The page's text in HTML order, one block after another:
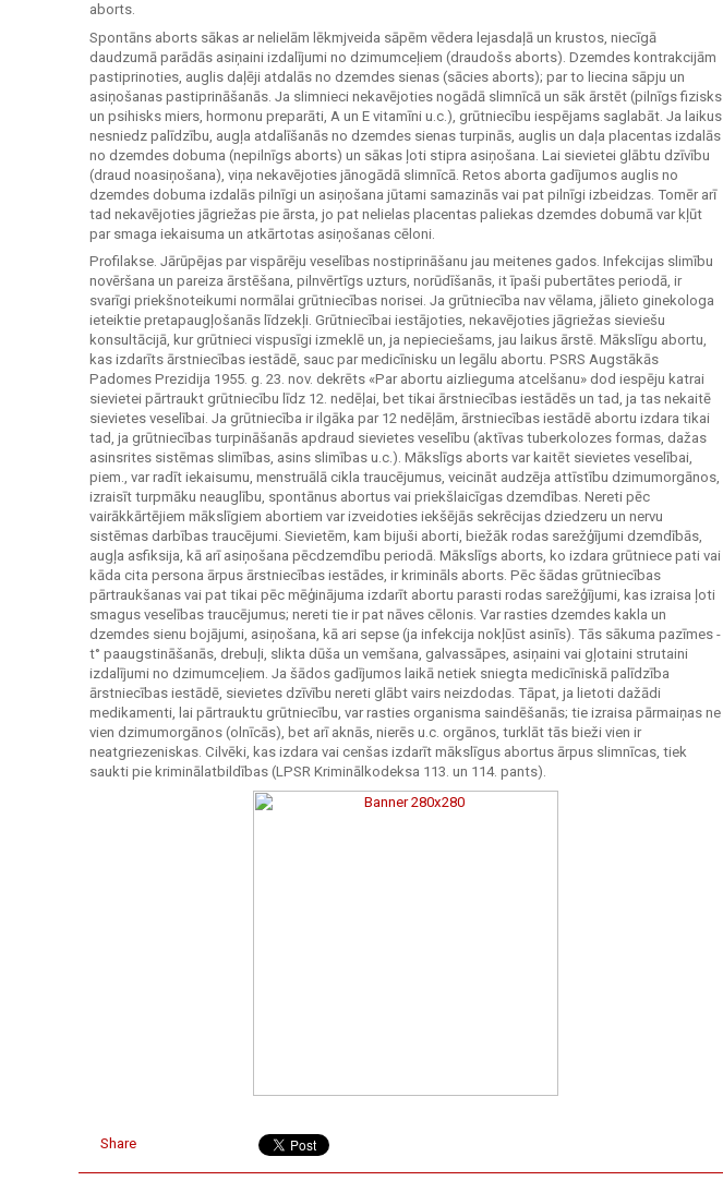
aborts.
Spontāns aborts sākas ar nelielām lēkmjveida sāpēm vēdera lejasdaļā un krustos, niecīgā
daudzumā parādās asiņaini izdalījumi no dzimumceļiem (draudošs aborts). Dzemdes kontrakcijām
pastiprinoties, auglis daļēji atdalās no dzemdes sienas (sācies aborts); par to liecina sāpju un
asiņošanas pastiprināšanās. Ja slimnieci nekavējoties nogādā slimnīcā un sāk ārstēt (pilnīgs fizisks
un psihisks miers, hormonu preparāti, A un E vitamīni u.c.), grūtniecību iespējams saglabāt. Ja laikus
nesniedz palīdzību, augļa atdalīšanās no dzemdes sienas turpinās, auglis un daļa placentas izdalās
no dzemdes dobuma (nepilnīgs aborts) un sākas ļoti stipra asiņošana. Lai sievietei glābtu dzīvību
(draud noasiņošana), viņa nekavējoties jānogādā slimnīcā. Retos aborta gadījumos auglis no
dzemdes dobuma izdalās pilnīgi un asiņošana jūtami samazinās vai pat pilnīgi izbeidzas. Tomēr arī
tad nekavējoties jāgriežas pie ārsta, jo pat nelielas placentas paliekas dzemdes dobumā var kļūt
par smaga iekaisuma un atkārtotas asiņošanas cēloni.
Profilakse. Jārūpējas par vispārēju veselības nostiprināšanu jau meitenes gados. Infekcijas slimību
novēršana un pareiza ārstēšana, pilnvērtīgs uzturs, norūdīšanās, it īpaši pubertātes periodā, ir
svarīgi priekšnoteikumi normālai grūtniecības norisei. Ja grūtniecība nav vēlama, jālieto ginekologa
ieteiktie pretapaugļošanās līdzekļi. Grūtniecībai iestājoties, nekavējoties jāgriežas sieviešu
konsultācijā, kur grūtnieci vispusīgi izmeklē un, ja nepieciešams, jau laikus ārstē. Mākslīgu abortu,
kas izdarīts ārstniecības iestādē, sauc par medicīnisku un legālu abortu. PSRS Augstākās
Padomes Prezidija 1955. g. 23. nov. dekrēts «Par abortu aizlieguma atcelšanu» dod iespēju katrai
sievietei pārtraukt grūtniecību līdz 12. nedēļai, bet tikai ārstniecības iestādēs un tad, ja tas nekaitē
sievietes veselībai. Ja grūtniecība ir ilgāka par 12 nedēļām, ārstniecības iestādē abortu izdara tikai
tad, ja grūtniecības turpināšanās apdraud sievietes veselību (aktīvas tuberkolozes formas, dažas
asinsrites sistēmas slimības, asins slimības u.c.). Mākslīgs aborts var kaitēt sievietes veselībai,
piem., var radīt iekaisumu, menstruālā cikla traucējumus, veicināt audzēja attīstību dzimumorgānos,
izraisīt turpmāku neauglību, spontānus abortus vai priekšlaicīgas dzemdības. Nereti pēc
vairākkārtējiem mākslīgiem abortiem var izveidoties iekšējās sekrēcijas dziedzeru un nervu
sistēmas darbības traucējumi. Sievietēm, kam bijuši aborti, biežāk rodas sarežģījumi dzemdībās,
augļa asfiksija, kā arī asiņošana pēcdzemdību periodā. Mākslīgs aborts, ko izdara grūtniece pati vai
kāda cita persona ārpus ārstniecības iestādes, ir krimināls aborts. Pēc šādas grūtniecības
pārtraukšanas vai pat tikai pēc mēģinājuma izdarīt abortu parasti rodas sarežģījumi, kas izraisa ļoti
smagus veselības traucējumus; nereti tie ir pat nāves cēlonis. Var rasties dzemdes kakla un
dzemdes sienu bojājumi, asiņošana, kā ari sepse (ja infekcija nokļūst asinīs). Tās sākuma pazīmes -
t° paaugstināšanās, drebuļi, slikta dūša un vemšana, galvassāpes, asiņaini vai gļotaini strutaini
izdalījumi no dzimumceļiem. Ja šādos gadījumos laikā netiek sniegta medicīniskā palīdzība
ārstniecības iestādē, sievietes dzīvību nereti glābt vairs neizdodas. Tāpat, ja lietoti dažādi
medikamenti, lai pārtrauktu grūtniecību, var rasties organisma saindēšanās; tie izraisa pārmaiņas ne
vien dzimumorgānos (olnīcās), bet arī aknās, nierēs u.c. orgānos, turklāt tās bieži vien ir
neatgriezeniskas. Cilvēki, kas izdara vai cenšas izdarīt mākslīgus abortus ārpus slimnīcas, tiek
saukti pie kriminālatbildības (LPSR Kriminālkodeksa 113. un 114. pants).
Share